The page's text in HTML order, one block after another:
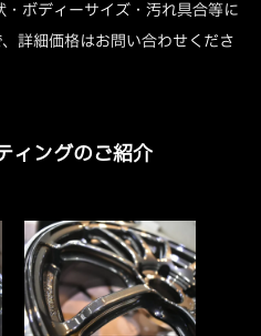
ボディーサイズ・汚れ具合等に
詳細価格はお問い合わせくださ
ィングのご紹介